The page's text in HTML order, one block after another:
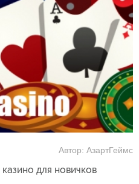
Автор: АзартГеймс
для новичков